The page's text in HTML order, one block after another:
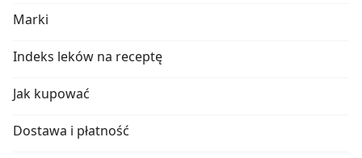
Marki
Indeks leków na receptę
Jak kupować
Dostawa i płatność